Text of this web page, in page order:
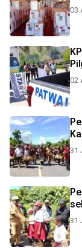
03
02
31
31